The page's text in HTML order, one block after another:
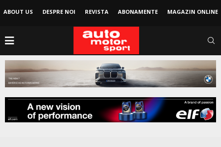
ABOUT US DESPRE NOI REVISTA ABONAMENTE MAGAZIN ONLINE